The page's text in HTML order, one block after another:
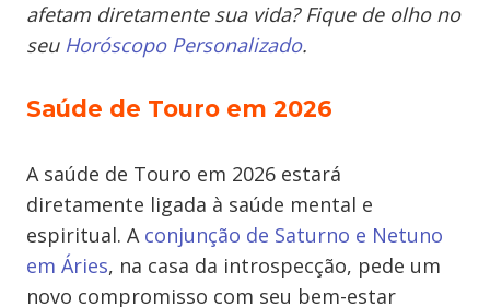
afetam diretamente sua vida? Fique de olho no
seu Horóscopo Personalizado.
Saúde de Touro em 2026
A saúde de Touro em 2026 estará
diretamente ligada à saúde mental e
espiritual. A conjunção de Saturno e Netuno
em Áries, na casa da introspecção, pede um
novo compromisso com seu bem-estar